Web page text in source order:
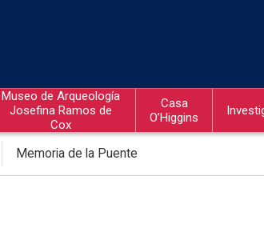
Museo de Arqueología
Josefina Ramos de
Cox
Casa
O’Higgins
Memoria de la Puente